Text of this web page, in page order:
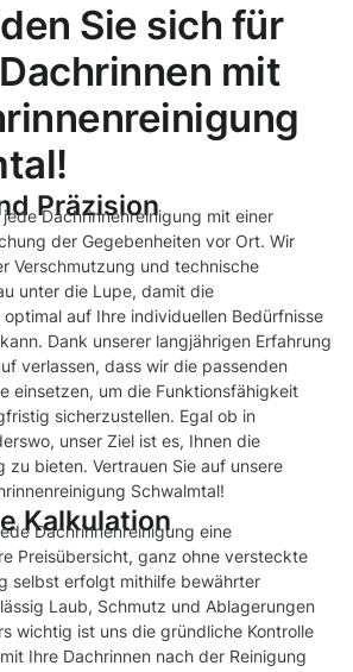
Sie sich für
mit
Präzision
Dachrinnenreinigung mit einer
der Gegebenheiten vor Ort. Wir
Verschmutzung und technische
unter die Lupe, damit die
auf Ihre individuellen Bedürfnisse
Dank unserer langjährigen Erfahrung
verlassen, dass wir die passenden
einsetzen, um die Funktionsfähigkeit
sicherzustellen. Egal ob in
unser Ziel ist es, Ihnen die
zu bieten. Vertrauen Sie auf unsere
Schwalmtal!
Kalkulation
Dachrinnenreinigung eine
Preisübersicht, ganz ohne versteckte
selbst erfolgt mithilfe bewährter
Laub, Schmutz und Ablagerungen
wichtig ist uns die gründliche Kontrolle
Ihre Dachrinnen nach der Reinigung